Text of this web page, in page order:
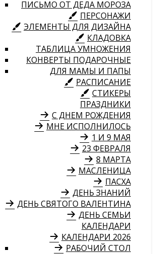
ПИСЬМО ОТ ДЕДА МОРОЗА
ПЕРСОНАЖИ
ЭЛЕМЕНТЫ ДЛЯ ДИЗАЙНА
КЛАДОВКА
ТАБЛИЦА УМНОЖЕНИЯ
КОНВЕРТЫ ПОДАРОЧНЫЕ
ДЛЯ МАМЫ И ПАПЫ
РАСПИСАНИЕ
СТИКЕРЫ
ПРАЗДНИКИ
С ДНЕМ РОЖДЕНИЯ
МНЕ ИСПОЛНИЛОСЬ
1 И 9 МАЯ
23 ФЕВРАЛЯ
8 МАРТА
МАСЛЕНИЦА
ПАСХА
ДЕНЬ ЗНАНИЙ
ДЕНЬ СВЯТОГО ВАЛЕНТИНА
ДЕНЬ СЕМЬИ
КАЛЕНДАРИ
КАЛЕНДАРИ 2026
РАБОЧИЙ СТОЛ